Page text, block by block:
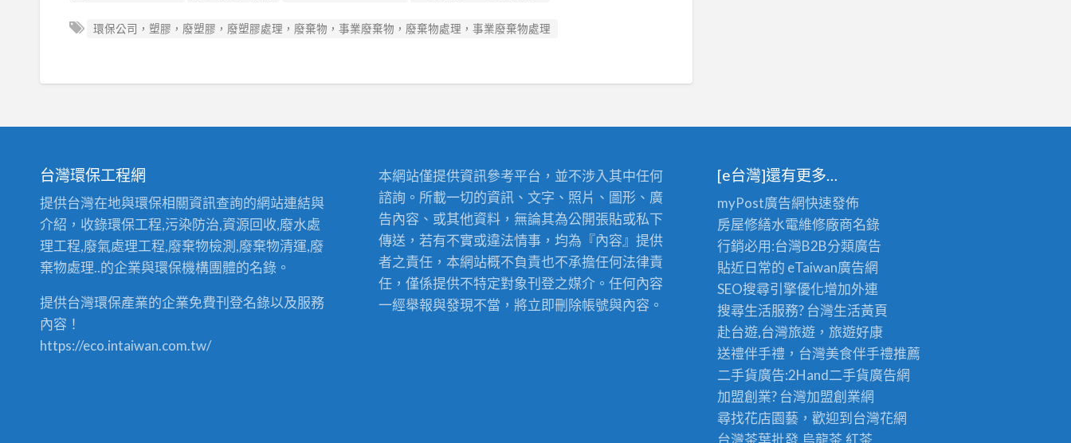
環保公司，塑膠，廢塑膠，廢塑膠處理，廢棄物，事業廢棄物，廢棄物處理，事業廢棄物處理
台灣環保工程網
提供台灣在地與環保相關資訊查詢的網站連結與
介紹，收錄環保工程,污染防治,資源回收,廢水處
理工程,廢氣處理工程,廢棄物檢測,廢棄物清運,廢
棄物處理..的企業與環保機構團體的名錄。
提供台灣環保產業的企業免費刊登名錄以及服務
內容！
https://eco.intaiwan.com.tw/
本網站僅提供資訊參考平台，並不涉入其中任何
諮詢。所載一切的資訊、文字、照片、圖形、廣
告內容、或其他資料，無論其為公開張貼或私下
傳送，若有不實或違法情事，均為『內容』提供
者之責任，本網站概不負責也不承擔任何法律責
任，僅係提供不特定對象刊登之媒介。任何內容
一經舉報與發現不當，將立即刪除帳號與內容。
[e台灣]還有更多…
myPost廣告網快速發佈
房屋修繕水電維修廠商名錄
行銷必用:台灣B2B分類廣告
貼近日常的 eTaiwan廣告網
SEO搜尋引擎優化增加外連
搜尋生活服務? 台灣生活黃頁
赴台遊,台灣旅遊 ，旅遊好康
送禮伴手禮，台灣美食伴手禮推薦
二手貨廣告:2Hand二手貨廣告網
加盟創業? 台灣加盟創業網
尋找花店園藝，歡迎到 台灣花網
台灣茶葉批發 ,烏龍茶,紅茶